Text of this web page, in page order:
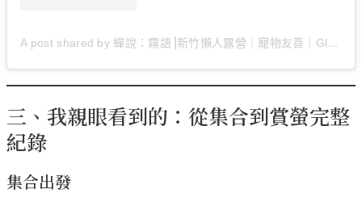
A post shared by 蟬說：霧語⎟新竹懶人露營｜寵物友善｜Glamping (@wooyuuglamping)
三、我親眼看到的：從集合到賞螢完整
紀錄
集合出發